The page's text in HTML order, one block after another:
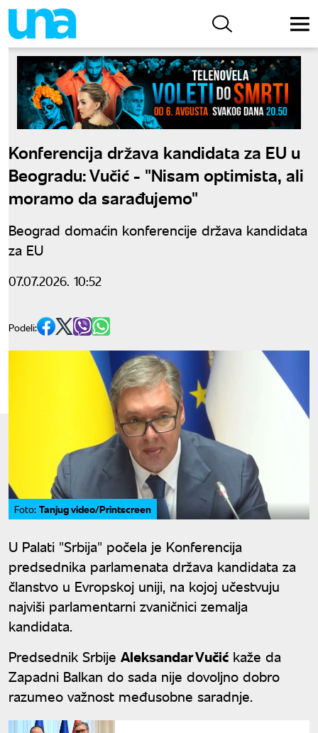
Konferencija država kandidata za EU u
Beogradu: Vučić - "Nisam optimista, ali
moramo da sarađujemo"
Beograd domaćin konferencije država kandidata
za EU
07.07.2026. 10:52
Podeli:
Foto: Tanjug video/Printscreen
U Palati "Srbija" počela je Konferencija
predsednika parlamenata država kandidata za
članstvo u Evropskoj uniji, na kojoj učestvuju
najviši parlamentarni zvaničnici zemalja
kandidata.
Predsednik Srbije Aleksandar Vučić kaže da
Zapadni Balkan do sada nije dovoljno dobro
razumeo važnost međusobne saradnje.